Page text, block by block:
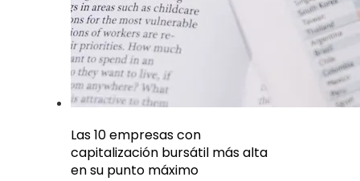
Las 10 empresas con
capitalización bursátil más alta
en su punto máximo